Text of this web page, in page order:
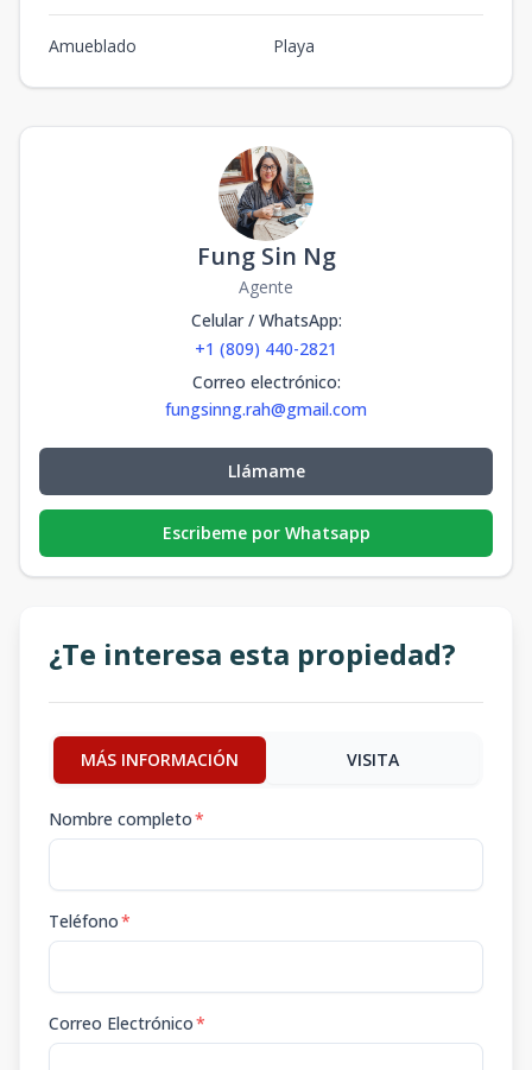
Amueblado Playa
Fung Sin Ng
Agente
Celular / WhatsApp:
+1 (809) 440-2821
Correo electrónico:
fungsinng.rah@gmail.com
Llámame
Escribeme por Whatsapp
¿Te interesa esta propiedad?
MÁS INFORMACIÓN VISITA
Nombre completo*
Teléfono*
Correo Electrónico*